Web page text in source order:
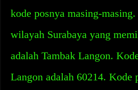
kode posnya masing-masing.
wilayah Surabaya yang
adalah Tambak Langon.
Langon adalah 60214. Kode